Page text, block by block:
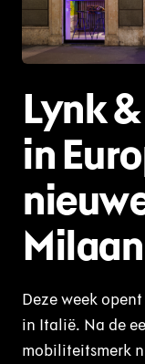
JPG
Lynk
in
Milaan
Deze week
in Italië. Na de
mobiliteitsmerk